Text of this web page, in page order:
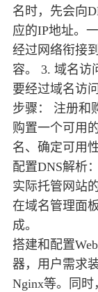
名时，先会向
应的IP地址。
经过网络衔接
容。 3. 域名访
要经过域名访
步骤： 注册和
购置一个可用
名、确定可用
配置DNS解析
实际托管网站
在域名管理面
成。
搭建和配置
器，用户需求
Nginx等。同时